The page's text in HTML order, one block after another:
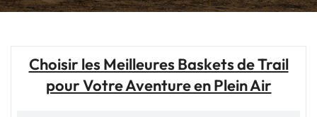
Choisir les Meilleures Baskets de Trail
pour Votre Aventure en Plein Air